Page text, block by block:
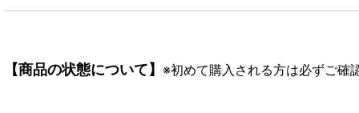
【商品の状態について】 ※初めて購入される方は必ずご確